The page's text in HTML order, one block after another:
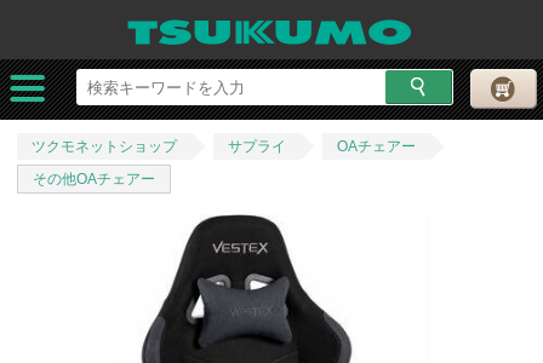
ツクモネットショップ サプライ
OAチェアー
その他OAチェアー